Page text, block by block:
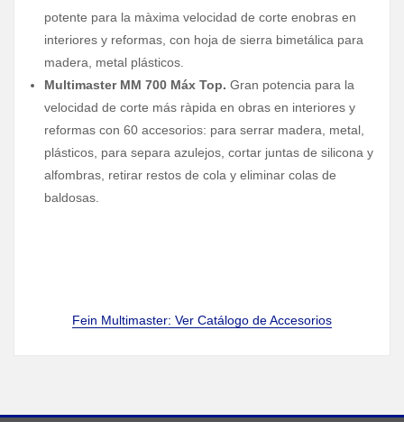
potente para la màxima velocidad de corte enobras en
interiores y reformas, con hoja de sierra bimetálica para
madera, metal plásticos.
Multimaster MM 700 Máx Top. Gran potencia para la
velocidad de corte más ràpida en obras en interiores y
reformas con 60 accesorios: para serrar madera, metal,
plásticos, para separa azulejos, cortar juntas de silicona y
alfombras, retirar restos de cola y eliminar colas de
baldosas.
Fein Multimaster: Ver Catálogo de Accesorios